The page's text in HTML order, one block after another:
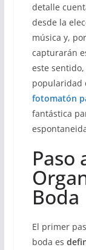
detalle
desde la
música y,
capturarán
este
popularidad
fotomatón
fantástica
Paso
Boda
El primer
boda es